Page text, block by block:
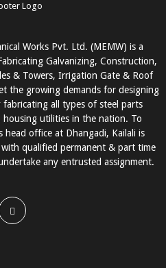
Works Pvt. Ltd. (MEMW) is a
Galvanizing, Construction,
& Towers, Irrigation Gate & Roof
the growing demands for designing
all types of steel parts
housing utilities in the nation. To
office at Dhangadi, Kailali is
qualified permanent & part time
any entrusted assignment.